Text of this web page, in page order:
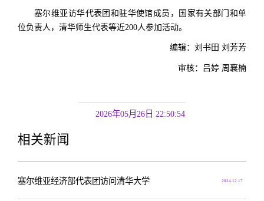
塞尔维亚访华代表团和驻华使馆成员，国家有关部门和单
位负责人，清华师生代表等近200人参加活动。
编辑：刘书田 刘芳芳
审核：吕婷 周襄楠
2026年05月26日 22:50:54
相关新闻
2024.12.17
塞尔维亚经济部代表团访问清华大学